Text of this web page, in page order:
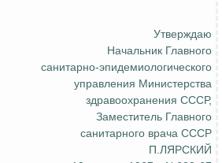
Утверждаю
Начальник Главного
санитарно-эпидемиологического
управления Министерства
здравоохранения СССР,
Заместитель Главного
санитарного врача СССР
П.ЛЯРСКИЙ